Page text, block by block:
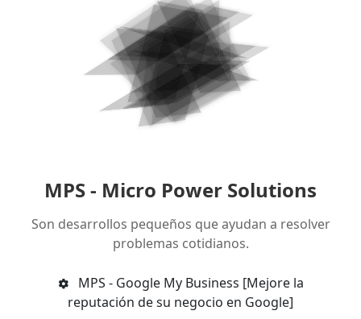
MPS - Micro Power Solutions
Son desarrollos pequeños que ayudan a resolver
problemas cotidianos.
MPS - Google My Business [Mejore la
reputación de su negocio en Google]